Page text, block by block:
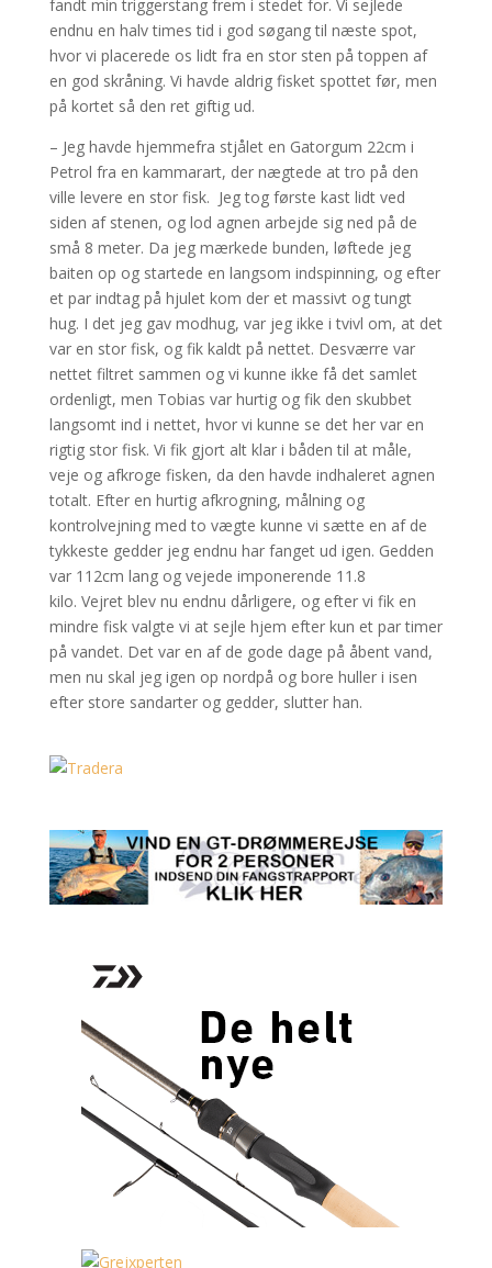
fandt min triggerstang frem i stedet for. Vi sejlede
endnu en halv times tid i god søgang til næste spot,
hvor vi placerede os lidt fra en stor sten på toppen af
en god skråning. Vi havde aldrig fisket spottet før, men
på kortet så den ret giftig ud.
– Jeg havde hjemmefra stjålet en Gatorgum 22cm i
Petrol fra en kammarart, der nægtede at tro på den
ville levere en stor fisk. Jeg tog første kast lidt ved
siden af stenen, og lod agnen arbejde sig ned på de
små 8 meter. Da jeg mærkede bunden, løftede jeg
baiten op og startede en langsom indspinning, og efter
et par indtag på hjulet kom der et massivt og tungt
hug. I det jeg gav modhug, var jeg ikke i tvivl om, at det
var en stor fisk, og fik kaldt på nettet. Desværre var
nettet filtret sammen og vi kunne ikke få det samlet
ordenligt, men Tobias var hurtig og fik den skubbet
langsomt ind i nettet, hvor vi kunne se det her var en
rigtig stor fisk. Vi fik gjort alt klar i båden til at måle,
veje og afkroge fisken, da den havde indhaleret agnen
totalt. Efter en hurtig afkrogning, målning og
kontrolvejning med to vægte kunne vi sætte en af de
tykkeste gedder jeg endnu har fanget ud igen. Gedden
var 112cm lang og vejede imponerende 11.8
kilo. Vejret blev nu endnu dårligere, og efter vi fik en
mindre fisk valgte vi at sejle hjem efter kun et par timer
på vandet. Det var en af de gode dage på åbent vand,
men nu skal jeg igen op nordpå og bore huller i isen
efter store sandarter og gedder, slutter han.